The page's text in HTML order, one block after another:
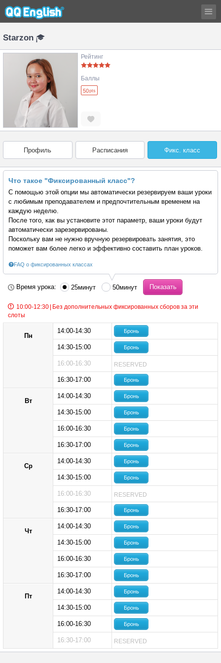
Starzon
Рейтинг
Баллы
50pts
Профиль Расписания Фикс. класс
Что такое "Фиксированный класс"?
С помощью этой опции мы автоматически резервируем ваши уроки
с любимым преподавателем и предпочтительным временем на
каждую неделю.
После того, как вы установите этот параметр, ваши уроки будут
автоматически зарезервированы.
Поскольку вам не нужно вручную резервировать занятия, это
поможет вам более легко и эффективно составить план уроков.
FAQ о фиксированных классах
Время урока: 25минут 50минут
10:00-12:30
Без дополнительных фиксированных сборов за эти
слоты
Пн
14:00-14:30 Бронь
14:30-15:00 Бронь
16:00-16:30 RESERVED
16:30-17:00 Бронь
Вт
14:00-14:30 Бронь
14:30-15:00 Бронь
16:00-16:30 Бронь
16:30-17:00 Бронь
Ср
14:00-14:30 Бронь
14:30-15:00 Бронь
16:00-16:30 RESERVED
16:30-17:00 Бронь
Чт
14:00-14:30 Бронь
14:30-15:00 Бронь
16:00-16:30 Бронь
16:30-17:00 Бронь
Пт
14:00-14:30 Бронь
14:30-15:00 Бронь
16:00-16:30 Бронь
16:30-17:00 RESERVED